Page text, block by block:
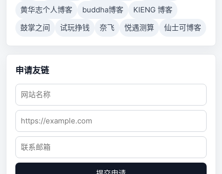
黄华志个人博客
buddha博客
KIENG 博客
鼓掌之间
试玩挣钱 奈飞 悦遇测算 仙士可博客
申请友链